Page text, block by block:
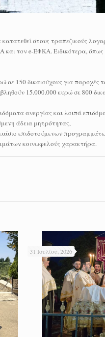
στους τραπεζικούς
τον e-ΕΦΚΑ. Ειδικότερα, όπως
σε 150 δικαιούχους για παροχές
15.000.000 ευρώ σε 800
ανεργίας και λοιπά
άδεια μητρότητας,
επιδοτούμενων
κοινωφελούς χαρακτήρα.
31 Ιουλίου, 2026